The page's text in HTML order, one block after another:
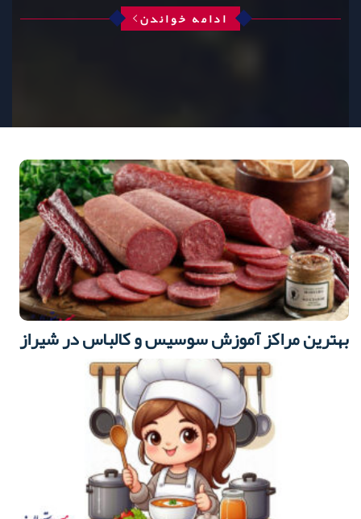
ادامه خواندن
بهترین مراکز آموزش سوسیس و کالباس در شیراز